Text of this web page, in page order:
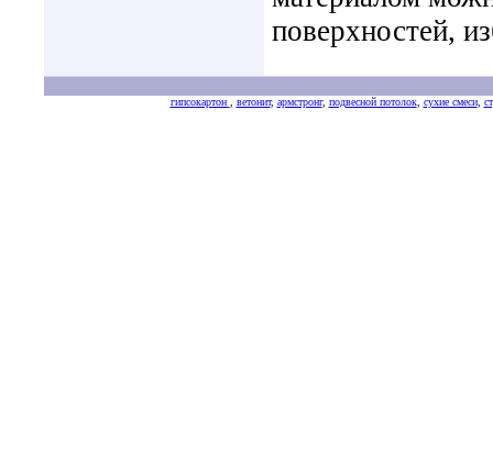
поверхностей,
гипсокартон ветонит, армстронг, подвесной потолок, сухие смеси,